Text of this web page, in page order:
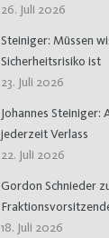
26. Juli 2026
Steiniger: Müssen
Sicherheitsrisiko ist
23. Juli 2026
Johannes Steiniger:
jederzeit Verlass
22. Juli 2026
Gordon Schnieder
18. Juli 2026